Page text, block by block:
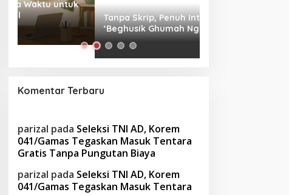
Tanpa Skrip, Penuh Interaksi:
‘Beghusik Ghumah Nggi’ Hadirkan
Ruang Digital Seperti Rumah Sendiri
Komentar Terbaru
parizal pada Seleksi TNI AD, Korem
041/Gamas Tegaskan Masuk Tentara
Gratis Tanpa Pungutan Biaya
parizal pada Seleksi TNI AD, Korem
041/Gamas Tegaskan Masuk Tentara